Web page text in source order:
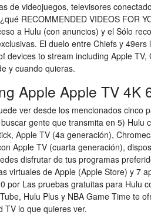
de videojuegos, televisores
RECOMMENDED VIDEOS FOR
a Hulu (con anuncios) y el Sólo
El duelo entre Chiefs y
devices to stream including Apple
y cuando quieras.
Apple Apple TV
ver desde los mencionados cinco
gente que transmita en 5) Hulu
Apple TV (4a generación),
Apple TV (cuarta generación),
disfrutar de tus programas
virtuales de Apple (Apple Store) y 7
por Las pruebas gratuitas para Hulu
Hulu Plus y NBA Game Time te
TV lo que quieres ver.